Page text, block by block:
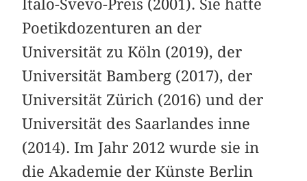
Italo-Svevo-Preis (2001). Sie hatte
Poetikdozenturen an der
Universität zu Köln (2019), der
Universität Bamberg (2017), der
Universität Zürich (2016) und der
Universität des Saarlandes inne
(2014). Im Jahr 2012 wurde sie in
die Akademie der Künste Berlin